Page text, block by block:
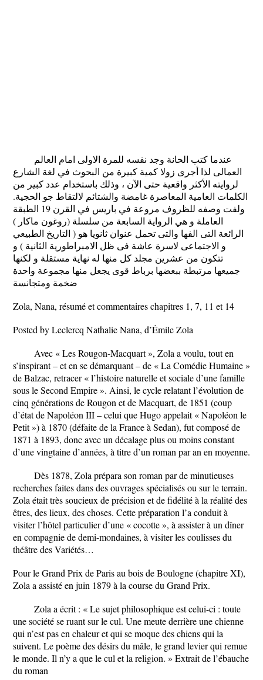
عندما كتب الحانة وجد نفسه للمرة الاولى امام العالم
العمالى لذا أجرى زولا كمية كبيرة من البحوث في لغة الشارع
لروايته الأكثر واقعية حتى الآن ، وذلك باستخدام عدد كبير من
الكلمات العامية المعاصرة غامضة والشتائم لالتقاط جو الحجية.
ولفت وصفه للظروف مروعة في باريس في القرن 19 الطبقة
العاملة و هي الرواية السابعة من سلسلة (روغون ماكار )
الرائعة التى الفها والتى تحمل عنوان ثانويا هو ( التاريخ الطبيعي
و الاجتماعى لاسرة عاشة فى ظل الامبراطورية الثانية ) و
تتكون من عشرين مجلد كل منها له نهاية مستقلة و لكنها
جميعها مرتبطة ببعضها برباط قوى يجعل منها مجموعة واحدة
ضخمة ومتجانسة
Zola, Nana, résumé et commentaires chapitres 1, 7, 11 et 14
Posted by Leclercq Nathalie Nana, d’Émile Zola
Avec « Les Rougon-Macquart », Zola a voulu, tout en
s’inspirant – et en se démarquant – de « La Comédie Humaine »
de Balzac, retracer « l’histoire naturelle et sociale d’une famille
sous le Second Empire ». Ainsi, le cycle relatant l’évolution de
cinq générations de Rougon et de Macquart, de 1851 (coup
d’état de Napoléon III – celui que Hugo appelait « Napoléon le
Petit ») à 1870 (défaite de la France à Sedan), fut composé de
1871 à 1893, donc avec un décalage plus ou moins constant
d’une vingtaine d’années, à titre d’un roman par an en moyenne.
Dès 1878, Zola prépara son roman par de minutieuses
recherches faites dans des ouvrages spécialisés ou sur le terrain.
Zola était très soucieux de précision et de fidélité à la réalité des
êtres, des lieux, des choses. Cette préparation l’a conduit à
visiter l’hôtel particulier d’une « cocotte », à assister à un dîner
en compagnie de demi-mondaines, à visiter les coulisses du
théâtre des Variétés…
Pour le Grand Prix de Paris au bois de Boulogne (chapitre XI),
Zola a assisté en juin 1879 à la course du Grand Prix.
Zola a écrit : « Le sujet philosophique est celui-ci : toute
une société se ruant sur le cul. Une meute derrière une chienne
qui n’est pas en chaleur et qui se moque des chiens qui la
suivent. Le poème des désirs du mâle, le grand levier qui remue
le monde. Il n’y a que le cul et la religion. » Extrait de l’ébauche
du roman